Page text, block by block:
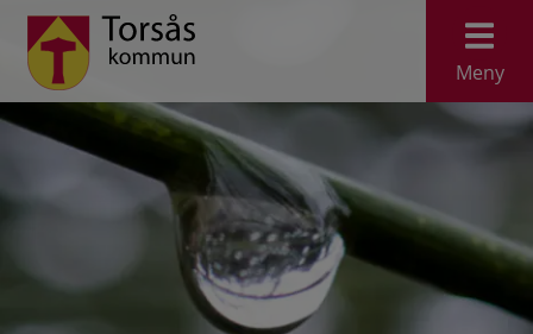
Meny